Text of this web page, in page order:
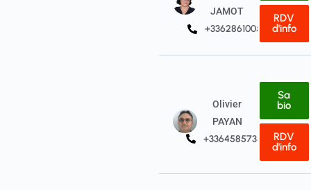
JAMOT
+33628610052
RDV
d'info
Olivier
PAYAN
+33645857380
Sa
bio
RDV
d'info